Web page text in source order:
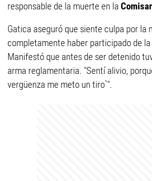
responsable de la muerte en la
Gatica aseguró que siente culpa por la
completamente haber participado de la
Manifestó que antes de ser detenido
arma reglamentaria. "Sentí alivio,
vergüenza me meto un tiro`".